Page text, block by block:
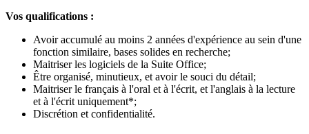
Vos qualifications :
Avoir accumulé au moins 2 années d'expérience au sein d'une
fonction similaire, bases solides en recherche;
Maitriser les logiciels de la Suite Office;
Être organisé, minutieux, et avoir le souci du détail;
Maitriser le français à l'oral et à l'écrit, et l'anglais à la lecture
et à l'écrit uniquement*;
Discrétion et confidentialité.